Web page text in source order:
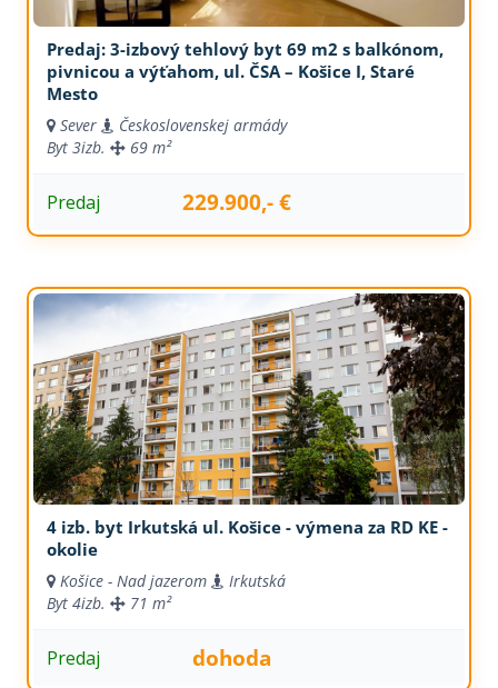
Predaj: 3-izbový tehlový byt 69 m2 s balkónom,
pivnicou a výťahom, ul. ČSA – Košice I, Staré
Mesto
Sever
Československej armády
Byt 3izb. 69 m²
Predaj 229.900,- €
4 izb. byt Irkutská ul. Košice - výmena za RD KE -
okolie
Košice - Nad jazerom
Irkutská
Byt 4izb. 71 m²
Predaj dohoda